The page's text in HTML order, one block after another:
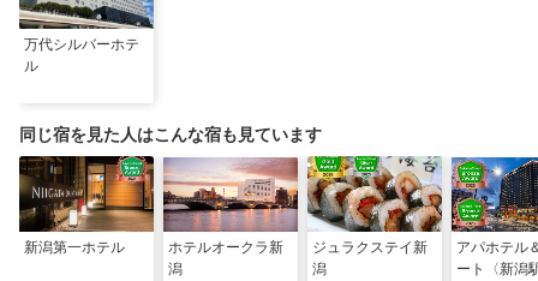
万代シルバーホテ
ル
同じ宿を見た人はこんな宿も見ています
新潟第一ホテル
ホテルオークラ新
潟
ジュラクステイ新
潟
アパホテル
ート〈新潟